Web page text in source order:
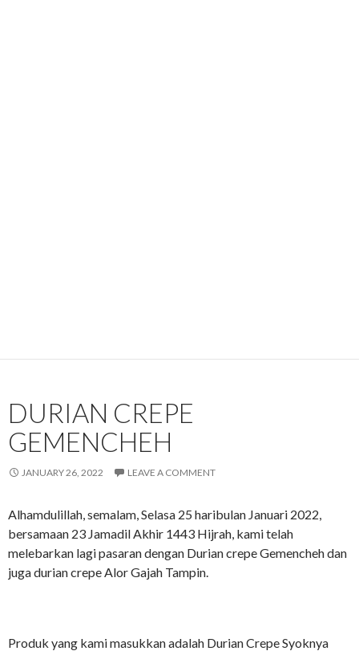
DURIAN CREPE
GEMENCHEH
JANUARY 26, 2022 LEAVE A COMMENT
Alhamdulillah, semalam, Selasa 25 haribulan Januari 2022,
bersamaan 23 Jamadil Akhir 1443 Hijrah, kami telah
melebarkan lagi pasaran dengan Durian crepe Gemencheh dan
juga durian crepe Alor Gajah Tampin.
Produk yang kami masukkan adalah Durian Crepe Syoknya